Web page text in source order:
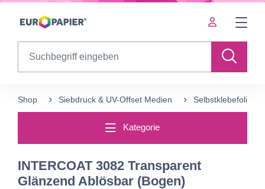
Table Of Content
Shop Siebdruck & UV-Offset Medien Selbstklebefolien
Kategorie
INTERCOAT 3082 Transparent
Glänzend Ablösbar (Bogen)